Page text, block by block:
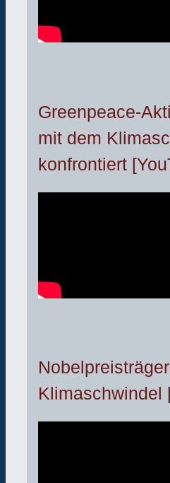
Greenpeace-
mit dem
konfrontiert
Klimaschwindel